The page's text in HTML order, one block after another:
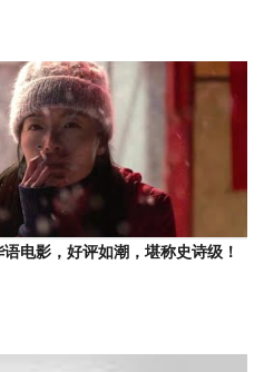
电影，好评如潮，堪称史诗级！